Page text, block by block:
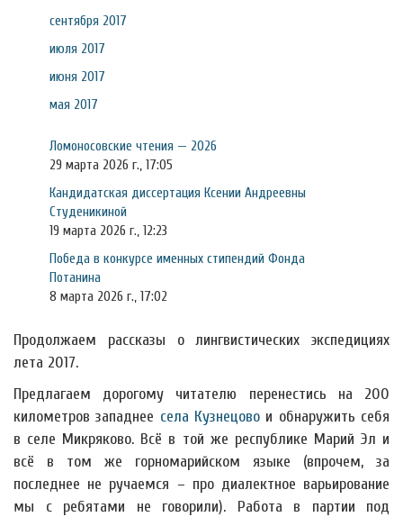
сентября 2017
июля 2017
июня 2017
мая 2017
Ломоносовские чтения — 2026
29 марта 2026 г., 17:05
Кандидатская диссертация Ксении Андреевны
Студеникиной
19 марта 2026 г., 12:23
Победа в конкурсе именных стипендий Фонда
Потанина
8 марта 2026 г., 17:02
Продолжаем рассказы о лингвистических экспедициях
лета 2017.
Предлагаем дорогому читателю перенестись на 200
километров западнее села Кузнецово и обнаружить себя
в селе Микряково. Всё в той же республике Марий Эл и
всё в том же горномарийском языке (впрочем, за
последнее не ручаемся – про диалектное варьирование
мы с ребятами не говорили). Работа в партии под